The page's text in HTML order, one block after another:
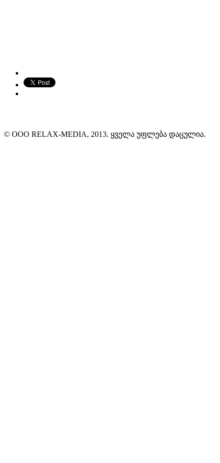
© ООО RELAX-MEDIA, 2013. ყველა უფლება დაცულია.